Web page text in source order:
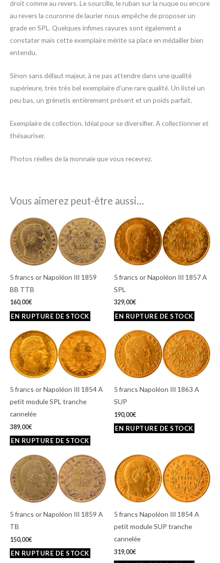
droit comme au revers. Le sourcille, le ruban sur la nuque ou encore
au revers la couronne de laurier nous empêche de proposer un
grade en SPL. Quelques infimes rayures sont également a
constater mais cette exemplaire mérite sa place en médailler bien
entendu.
Sinon sans défaut majeur, à ne pas attendre dans une qualité
supérieure, très très bel exemplaire d’une rare qualité. Un listel un
peu bas, un grènetis entièrement présent et un poids parfait.
Exemplaire de collection. Idéal pour se diversifier. A collectionner et
thésauriser.
Photos réelles de la monnaie que vous recevrez.
Vous aimerez peut-être aussi…
5 francs or Napoléon III 1859
BB TTB
160,00€
5 francs or Napoléon III 1857 A
SPL
329,00€
5 francs or Napoléon III 1854 A
petit module SPL tranche
cannelée
389,00€
5 francs Napoléon III 1863 A
SUP
190,00€
5 francs or Napoléon III 1859 A
TB
150,00€
5 francs Napoléon III 1854 A
petit module SUP tranche
cannelée
319,00€